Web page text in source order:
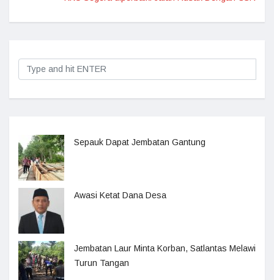
Sepauk Dapat Jembatan Gantung
Awasi Ketat Dana Desa
Jembatan Laur Minta Korban, Satlantas Melawi
Turun Tangan